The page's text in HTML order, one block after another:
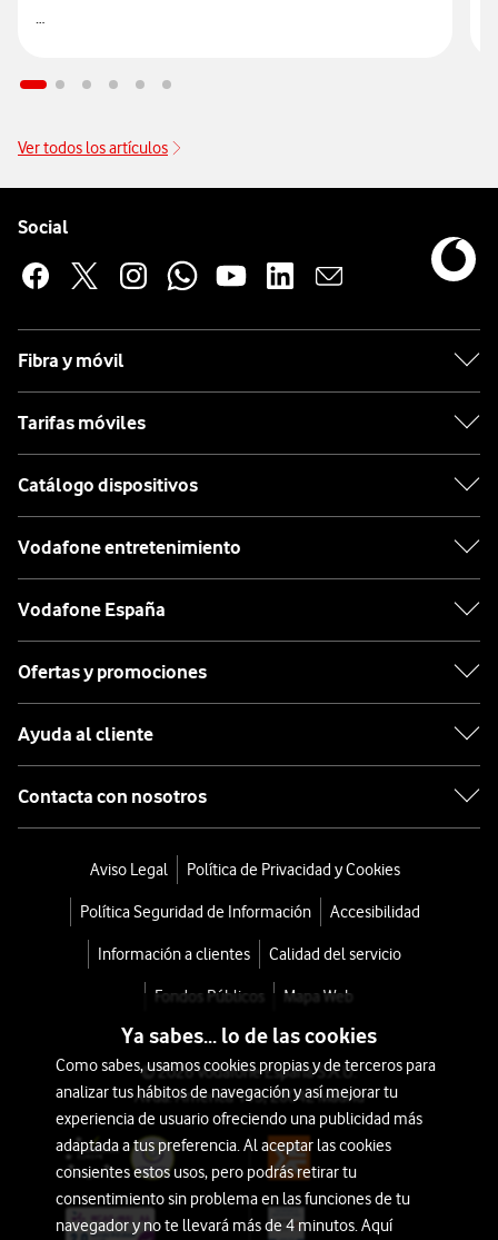
Galaxy Watch Ultra2 financiado
Ver todos los artículos
Social
Fibra y móvil
Tarifas móviles
Catálogo dispositivos
Vodafone entretenimiento
Vodafone España
Ofertas y promociones
Ayuda al cliente
Contacta con nosotros
Aviso Legal Política de Privacidad y Cookies
Política Seguridad de Información Accesibilidad
Información a clientes Calidad del servicio
Fondos Públicos Mapa Web
© 2026 Vodafone España S.A.U.
Avda. América 115, 28042 Madrid
Ya sabes... lo de las cookies
Como sabes, usamos cookies propias y de terceros para
analizar tus hábitos de navegación y así mejorar tu
experiencia de usuario ofreciendo una publicidad más
adaptada a tus preferencia. Al aceptar las cookies
consientes estos usos, pero podrás retirar tu
consentimiento sin problema en las funciones de tu
navegador y no te llevará más de 4 minutos. Aquí